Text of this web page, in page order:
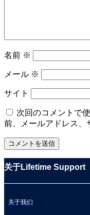
名前 ※
メール ※
サイト
次回のコメントで
前、メールアドレス、
关于Lifetime Support
关于我们